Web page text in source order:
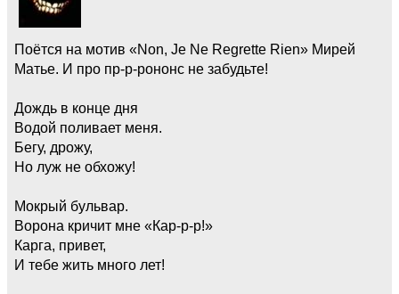
Поётся на мотив «Non, Je Ne Regrette Rien» Мирей
Матье. И про пр-р-рононс не забудьте!
Дождь в конце дня
Водой поливает меня.
Бегу, дрожу,
Но луж не обхожу!
Мокрый бульвар.
Ворона кричит мне «Кар-р-р!»
Карга, привет,
И тебе жить много лет!